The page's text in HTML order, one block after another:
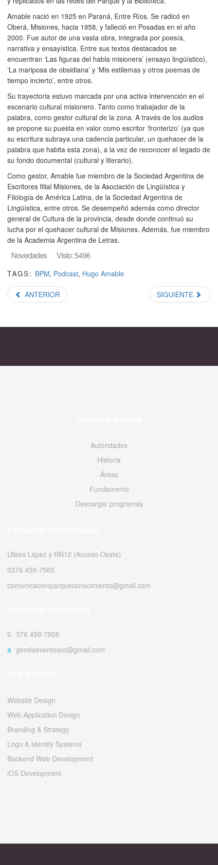
Amable nació en 1925 en Paraná, Entre Ríos. Se radicó en
Oberá, Misiones, hacia 1958, y falleció en Posadas en el año
2000. Fue autor de una vasta obra, integrada por poesía,
narrativa y ensayística. Entre sus textos destacados se
encuentran ‘Las figuras del habla misionera’ (ensayo lingüístico),
‘La mariposa de obsidiana’ y ‘Mis estilemas y otros poemas de
tiempo incierto’, entre otros.
Su trayectoria estuvo marcada por una activa intervención en el
escenario cultural misionero. Tanto como trabajador de la
palabra, como gestor cultural de la zona. A través de los audios
se propone su puesta en valor como escritor ‘fronterizo’ (ya que
su escritura subraya una cadencia particular, un quehacer de la
palabra que habita esta zona), a la vez de reconocer el legado de
su fondo documental (cultural y literario).
Como gestor, Amable fue miembro de la Sociedad Argentina de
Escritores filial Misiones, de la Asociación de Lingüística y
Filología de América Latina, de la Sociedad Argentina de
Lingüística, entre otros. Se desempeñó además como director
general de Cultura de la provincia, desde donde continuó su
lucha por el quehacer cultural de Misiones. Además, fue miembro
de la Academia Argentina de Letras.
Novedades Visto: 5496
TAGS: BPM, Podcast, Hugo Amable
ANTERIOR SIGUIENTE
Autoridades
Historia
Áreas
Fundamento
Descargar programas
Ulises López y RN12 (Acceso Oeste)
0376 459-7565
comunicacionparqueconocimiento@gmail.com
0376 459-7508
agendaeventoscc@gmail.com
Website Design
Web Application Design
Branding & Strategy
Logo & Identity Systems
Backend Web Development
iOS Development